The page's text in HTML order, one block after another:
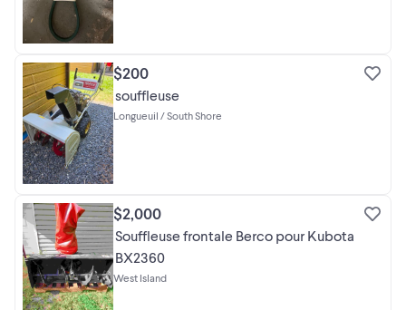
$200
souffleuse
Longueuil / South Shore
$2,000
Souffleuse frontale Berco pour Kubota
BX2360
West Island